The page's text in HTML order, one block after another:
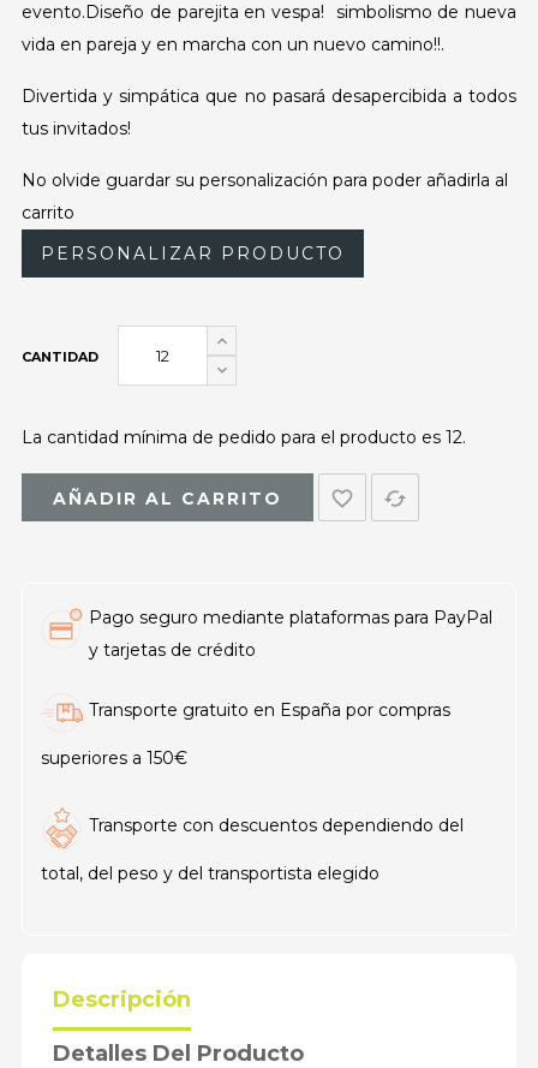
evento.Diseño de parejita en vespa! simbolismo de nueva
vida en pareja y en marcha con un nuevo camino!!.
Divertida y simpática que no pasará desapercibida a todos
tus invitados!
No olvide guardar su personalización para poder añadirla al
carrito
PERSONALIZAR PRODUCTO
CANTIDAD
La cantidad mínima de pedido para el producto es 12.
AÑADIR AL CARRITO favorite_border cached
Pago seguro mediante plataformas para PayPal
y tarjetas de crédito
Transporte gratuito en España por compras
superiores a 150€
Transporte con descuentos dependiendo del
total, del peso y del transportista elegido
Descripción
Detalles Del Producto